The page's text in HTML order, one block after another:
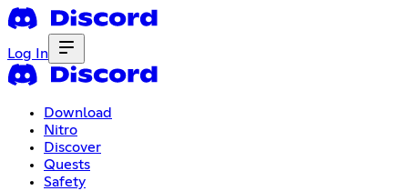
Log In
Download
Nitro
Discover
Quests
Safety